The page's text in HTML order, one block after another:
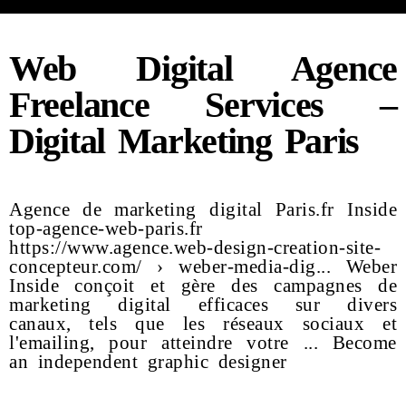
Web Digital Agence
Freelance Services –
Digital Marketing Paris
Agence de marketing digital Paris.fr Inside
top-agence-web-paris.fr
https://www.agence.web-design-creation-site-
concepteur.com/ › weber-media-dig... Weber
Inside conçoit et gère des campagnes de
marketing digital efficaces sur divers
canaux, tels que les réseaux sociaux et
l'emailing, pour atteindre votre ... Become
an independent graphic designer